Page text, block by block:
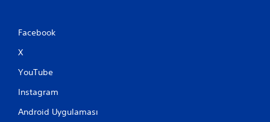
Facebook
X
YouTube
Instagram
Android Uygulaması